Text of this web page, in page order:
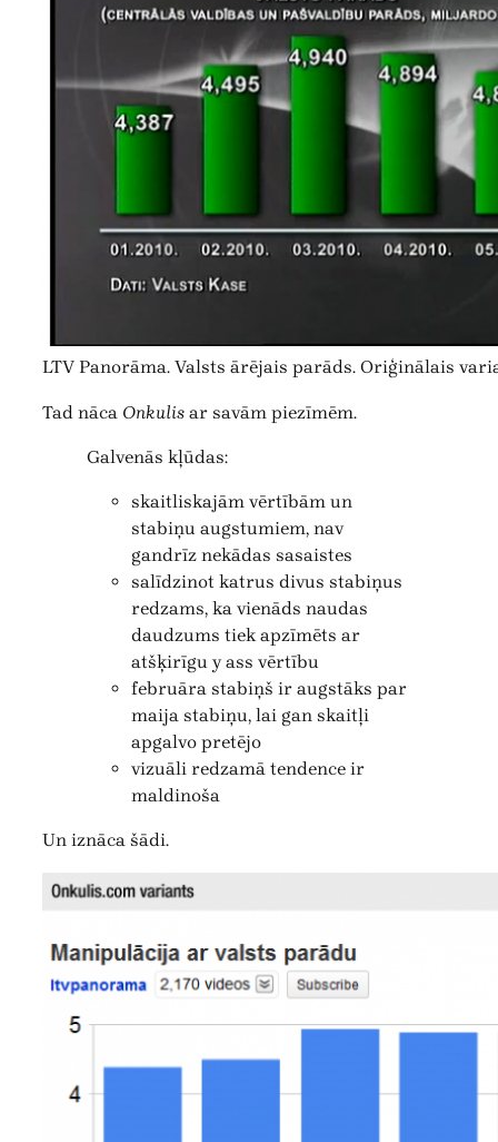
LTV Panorāma. Valsts ārējais parāds. Oriģinālais
Tad nāca Onkulis ar savām piezīmēm.
Galvenās kļūdas:
skaitliskajām vērtībām un
stabiņu augstumiem, nav
gandrīz nekādas sasaistes
salīdzinot katrus divus stabiņus
redzams, ka vienāds naudas
daudzums tiek apzīmēts ar
atšķirīgu y ass vērtību
februāra stabiņš ir augstāks par
maija stabiņu, lai gan skaitļi
apgalvo pretējo
vizuāli redzamā tendence ir
maldinoša
Un iznāca šādi.